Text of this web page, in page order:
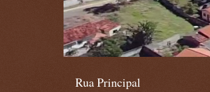
Rua Principal